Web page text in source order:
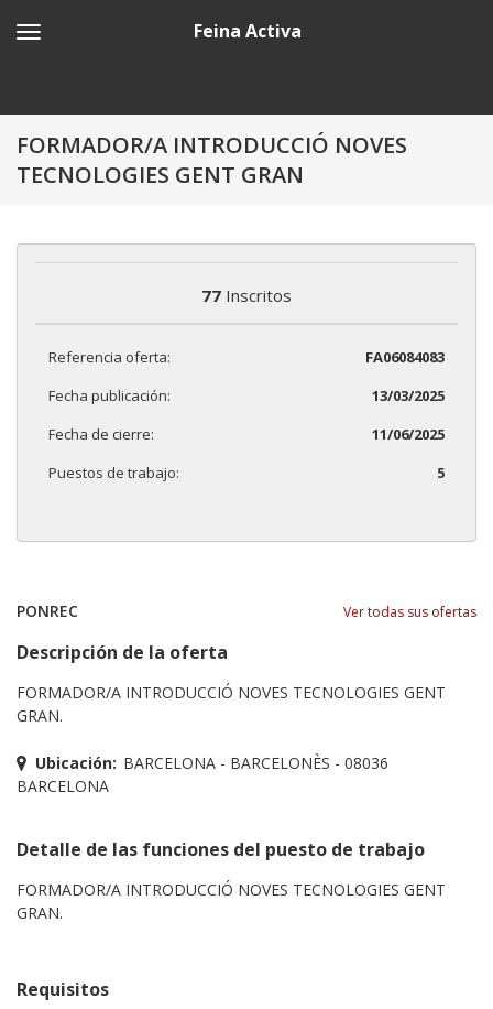
Feina Activa
FORMADOR/A INTRODUCCIÓ NOVES
TECNOLOGIES GENT GRAN
77 Inscritos
Referencia oferta:
FA06084083
Fecha publicación:
13/03/2025
Fecha de cierre:
11/06/2025
Puestos de trabajo:
5
PONREC Ver todas sus ofertas
Descripción de la oferta
FORMADOR/A INTRODUCCIÓ NOVES TECNOLOGIES GENT
GRAN.
Ubicación: BARCELONA - BARCELONÈS - 08036
BARCELONA
Detalle de las funciones del puesto de trabajo
FORMADOR/A INTRODUCCIÓ NOVES TECNOLOGIES GENT
GRAN.
Requisitos